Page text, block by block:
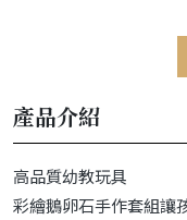
產品介紹
高品質幼教玩具
彩繪鵝卵石手作套組讓